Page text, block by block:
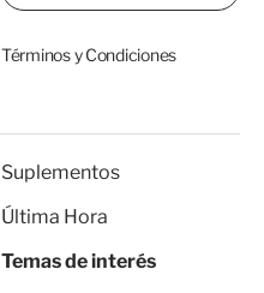
Términos y Condiciones
Suplementos
Última Hora
Temas de interés